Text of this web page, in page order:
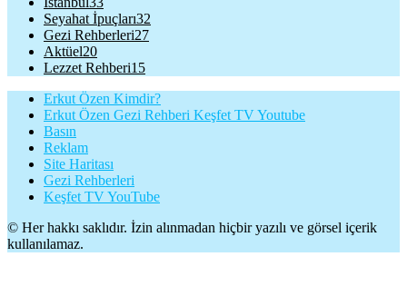
Seyahat İpuçları32
Gezi Rehberleri27
Aktüel20
Lezzet Rehberi15
Erkut Özen Kimdir?
Erkut Özen Gezi Rehberi Keşfet TV Youtube
Basın
Reklam
Site Haritası
Gezi Rehberleri
Keşfet TV YouTube
© Her hakkı saklıdır. İzin alınmadan hiçbir yazılı ve görsel içerik
kullanılamaz.